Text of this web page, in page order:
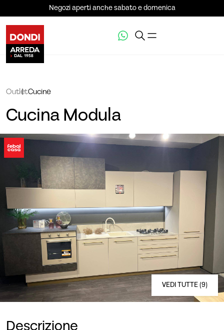
Negozi aperti anche sabato e domenica
OutletCucine
Cucina Modula
VEDI TUTTE (9)